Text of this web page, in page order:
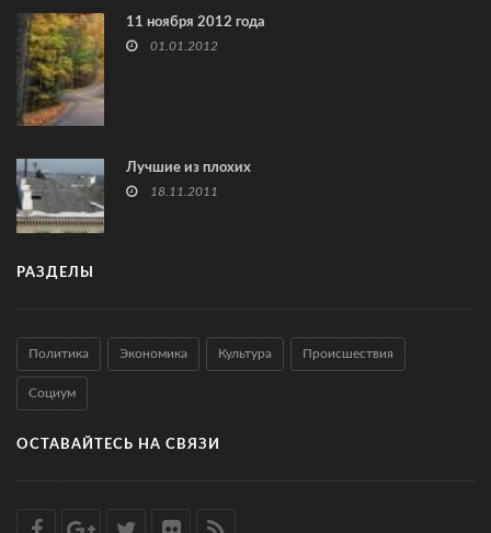
11 ноября 2012 года
01.01.2012
Лучшие из плохих
18.11.2011
РАЗДЕЛЫ
Политика Экономика Культура Происшествия
Социум
ОСТАВАЙТЕСЬ НА СВЯЗИ